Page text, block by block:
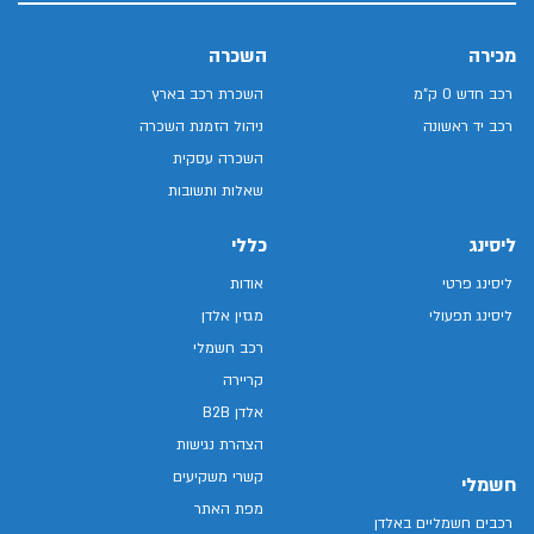
מכירה
רכב חדש 0 ק"מ
רכב יד ראשונה
השכרה
השכרת רכב בארץ
ניהול הזמנת השכרה
השכרה עסקית
שאלות ותשובות
ליסינג
ליסינג פרטי
ליסינג תפעולי
חשמלי
רכבים חשמליים באלדן
כללי
אודות
מגזין אלדן
רכב חשמלי
קריירה
אלדן B2B
הצהרת נגישות
קשרי משקיעים
מפת האתר